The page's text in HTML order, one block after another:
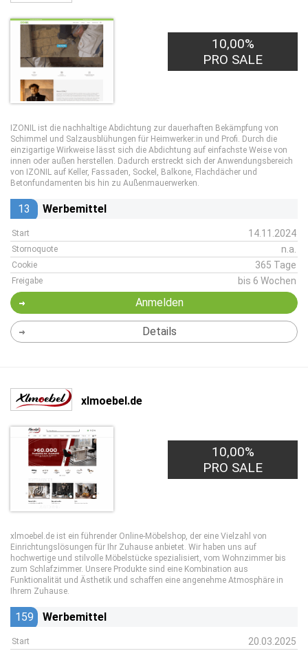
10,00%
PRO SALE
IZONIL ist die nachhaltige Abdichtung zur dauerhaften Bekämpfung von
Schimmel und Salzausblühungen für Heimwerker:in und Profi. Durch die
einzigartige Wirkweise lässt sich die Abdichtung auf einfachste Weise von
innen oder außen herstellen. Dadurch erstreckt sich der Anwendungsbereich
von IZONIL auf Keller, Fassaden, Sockel, Balkone, Flachdächer und
Betonfundamenten bis hin zu Außenmauerwerken.
13 Werbemittel
Start 14.11.2024
Stornoquote n.a.
Cookie 365 Tage
Freigabe bis 6 Wochen
Anmelden
Details
xlmoebel.de
10,00%
PRO SALE
xlmoebel.de ist ein führender Online-Möbelshop, der eine Vielzahl von
Einrichtungslösungen für Ihr Zuhause anbietet. Wir haben uns auf
hochwertige und stilvolle Möbelstücke spezialisiert, vom Wohnzimmer bis
zum Schlafzimmer. Unsere Produkte sind eine Kombination aus
Funktionalität und Ästhetik und schaffen eine angenehme Atmosphäre in
Ihrem Zuhause.
159 Werbemittel
Start 20.03.2025